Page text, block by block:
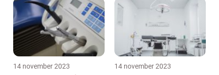
14 november 2023 14 november 2023